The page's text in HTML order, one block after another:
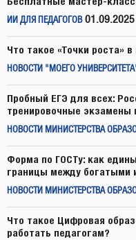
ИИ ДЛЯ ПЕДАГОГОВ 01.09.2025
Что такое «Точки роста»
НОВОСТИ "МОЕГО
Пробный ЕГЭ для всех:
тренировочные экзамены
НОВОСТИ МИНИСТЕРСТВА
Форма по ГОСТу: как
границы между богатыми
НОВОСТИ МИНИСТЕРСТВА
Что такое Цифровая
работать педагогам?